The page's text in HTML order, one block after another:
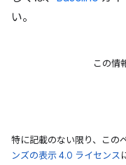
い。
この情
特に記載のない限り、この
ンズの表示 4.0 ライセンス